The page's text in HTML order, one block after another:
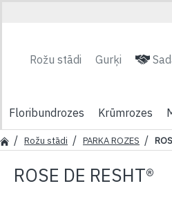
Rožu stādi Gurķi
Floribundrozes Krūmrozes
Rožu stādi PARKA ROZES
ROSE DE RESHT®